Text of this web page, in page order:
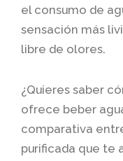
el consumo de
sensación más
libre de olores.
¿Quieres saber
ofrece beber
comparativa
purificada que te